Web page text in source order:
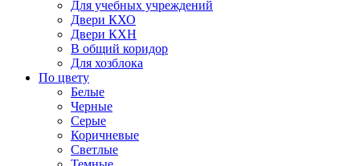
Для учебных учреждений
Двери КХО
Двери КХН
В общий коридор
Для хозблока
По цвету
Белые
Черные
Серые
Коричневые
Светлые